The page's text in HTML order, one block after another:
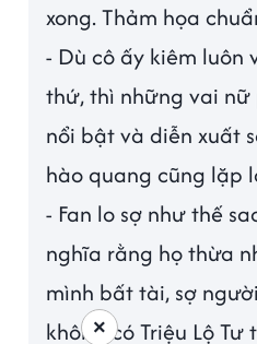
xong. Thảm họa
- Dù cô ấy kiêm luôn
thứ, thì những vai nữ
nổi bật và diễn xuất
hào quang cũng lặp
- Fan lo sợ như thế
nghĩa rằng họ thừa
mình bất tài, sợ
không có Triệu Lộ
×